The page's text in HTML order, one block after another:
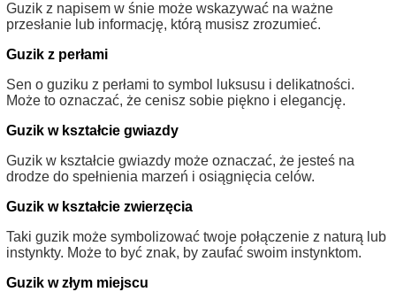
Guzik z napisem w śnie może wskazywać na ważne
przesłanie lub informację, którą musisz zrozumieć.
Guzik z perłami
Sen o guziku z perłami to symbol luksusu i delikatności.
Może to oznaczać, że cenisz sobie piękno i elegancję.
Guzik w kształcie gwiazdy
Guzik w kształcie gwiazdy może oznaczać, że jesteś na
drodze do spełnienia marzeń i osiągnięcia celów.
Guzik w kształcie zwierzęcia
Taki guzik może symbolizować twoje połączenie z naturą lub
instynkty. Może to być znak, by zaufać swoim instynktom.
Guzik w złym miejscu